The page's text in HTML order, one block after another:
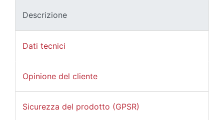
Descrizione
Dati tecnici
Opinione del cliente
Sicurezza del prodotto (GPSR)